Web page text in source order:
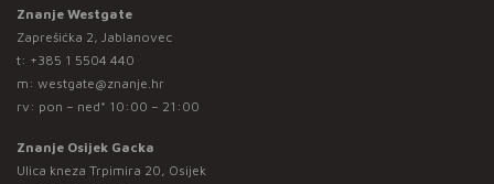
Znanje Westgate
Zaprešićka 2, Jablanovec
t: +385 1 5504 440
m: westgate@znanje.hr
rv: pon – ned* 10:00 – 21:00
Znanje Osijek Gacka
Ulica kneza Trpimira 20, Osijek